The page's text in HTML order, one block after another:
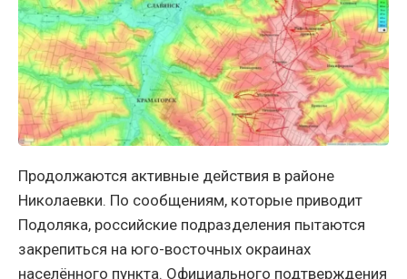
Продолжаются активные действия в районе
Николаевки. По сообщениям, которые приводит
Подоляка, российские подразделения пытаются
закрепиться на юго-восточных окраинах
населённого пункта. Официального подтверждения